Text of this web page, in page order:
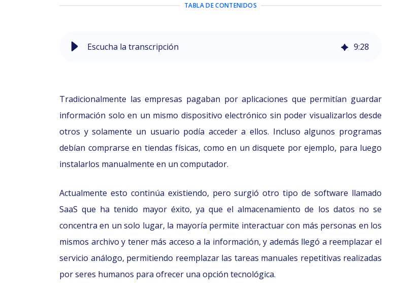
TABLA DE CONTENIDOS
Escucha la transcripción 9:28
Tradicionalmente las empresas pagaban por aplicaciones que permitían guardar
información solo en un mismo dispositivo electrónico sin poder visualizarlos desde
otros y solamente un usuario podía acceder a ellos. Incluso algunos programas
debían comprarse en tiendas físicas, como en un disquete por ejemplo, para luego
instalarlos manualmente en un computador.
Actualmente esto continúa existiendo, pero surgió otro tipo de software llamado
SaaS que ha tenido mayor éxito, ya que el almacenamiento de los datos no se
concentra en un solo lugar, la mayoría permite interactuar con más personas en los
mismos archivo y tener más acceso a la información, y además llegó a reemplazar el
servicio análogo, permitiendo reemplazar las tareas manuales repetitivas realizadas
por seres humanos para ofrecer una opción tecnológica.